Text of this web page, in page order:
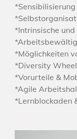
*Intrinsische
*Möglichkeiten
*Diversity Wheel
*Vorurteile &
*Agile
*Lernblockaden